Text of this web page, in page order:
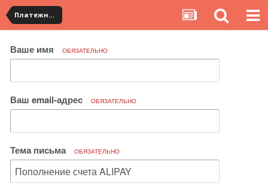
Платежная система ALIPAY и оплата банковскими картами
Ваше имя ОБЯЗАТЕЛЬНО
Ваш email-адрес ОБЯЗАТЕЛЬНО
Тема письма ОБЯЗАТЕЛЬНО